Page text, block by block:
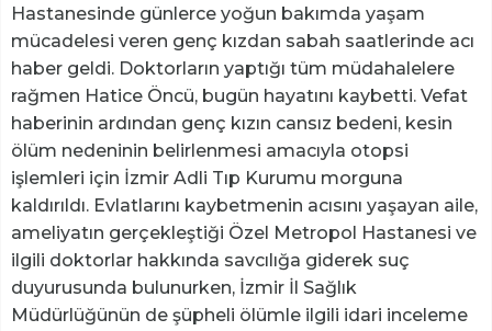
Hastanesinde günlerce yoğun bakımda yaşam
mücadelesi veren genç kızdan sabah saatlerinde acı
haber geldi. Doktorların yaptığı tüm müdahalelere
rağmen Hatice Öncü, bugün hayatını kaybetti. Vefat
haberinin ardından genç kızın cansız bedeni, kesin
ölüm nedeninin belirlenmesi amacıyla otopsi
işlemleri için İzmir Adli Tıp Kurumu morguna
kaldırıldı. Evlatlarını kaybetmenin acısını yaşayan aile,
ameliyatın gerçekleştiği Özel Metropol Hastanesi ve
ilgili doktorlar hakkında savcılığa giderek suç
duyurusunda bulunurken, İzmir İl Sağlık
Müdürlüğünün de şüpheli ölümle ilgili idari inceleme